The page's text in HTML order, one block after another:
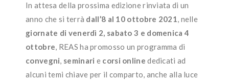
In attesa della prossima edizione rinviata di un
anno che si terrà dall’8 al 10 ottobre 2021, nelle
giornate di venerdì 2, sabato 3 e domenica 4
ottobre, REAS ha promosso un programma di
convegni, seminari e corsi online dedicati ad
alcuni temi chiave per il comparto, anche alla luce